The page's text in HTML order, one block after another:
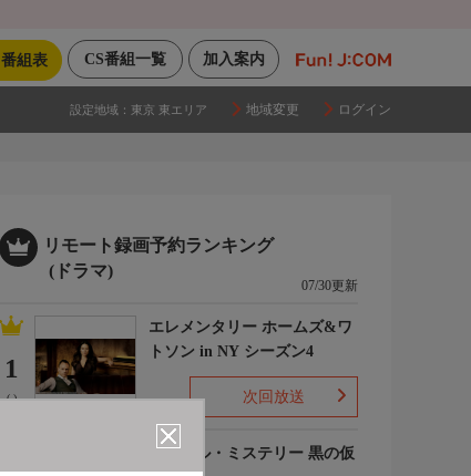
加入案内
CS番組一覧
番組表
設定地域： 東京 東エリア 地域変更 ログイン
リモート録画予約ランキング
(ドラマ)
07/30更新
1
(-)
エレメンタリー ホームズ&ワ
トソン in NY シーズン4
次回放送
ルーヴル・ミステリー 黒の仮